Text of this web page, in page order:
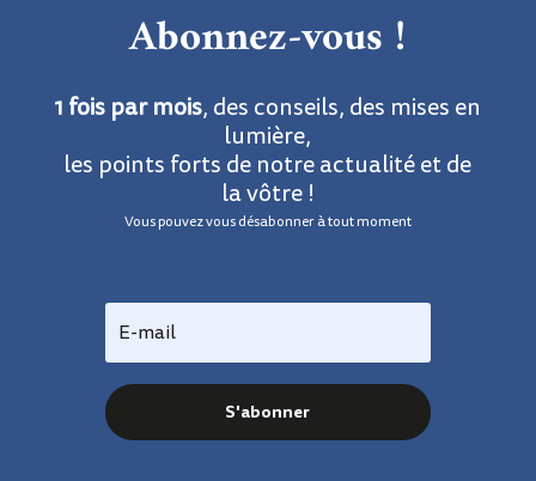
Abonnez-vous !
1 fois par mois, des conseils, des mises en
lumière,
les points forts de notre actualité et de
la vôtre !
Vous pouvez vous désabonner à tout moment
S'abonner